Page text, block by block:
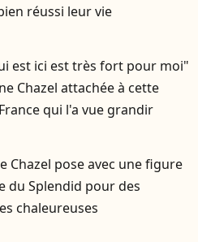
réussi leur vie
est ici est très fort pour moi"
Chazel attachée à cette
qui l'a vue grandir
Chazel pose avec une figure
du Splendid pour des
chaleureuses